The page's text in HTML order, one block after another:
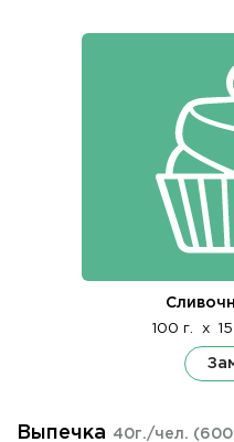
100 г. x
Выпечка 40г./чел. (600